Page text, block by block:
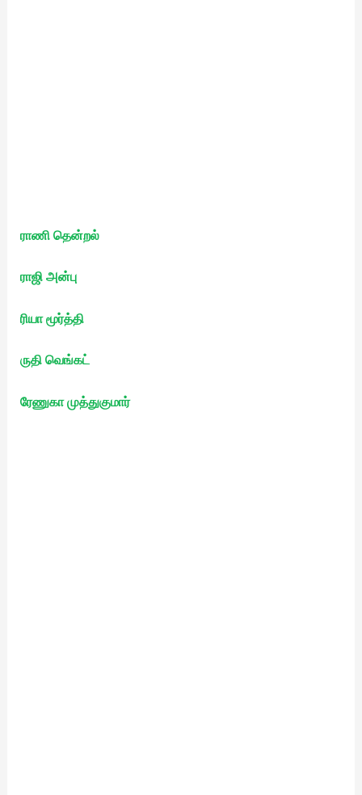
ராணி தென்றல்
ராஜி அன்பு
ரியா மூர்த்தி
ருதி வெங்கட்
ரேணுகா முத்துகுமார்